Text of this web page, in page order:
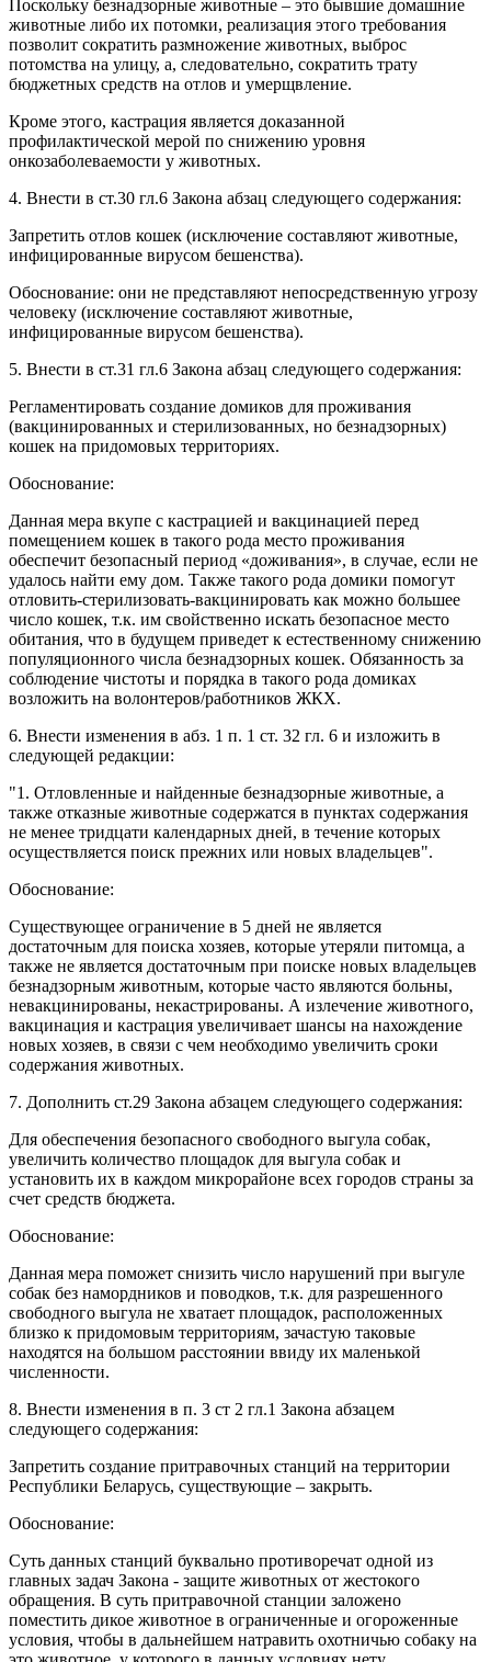
Поскольку безнадзорные животные – это бывшие домашние
животные либо их потомки, реализация этого требования
позволит сократить размножение животных, выброс
потомства на улицу, а, следовательно, сократить трату
бюджетных средств на отлов и умерщвление.
Кроме этого, кастрация является доказанной
профилактической мерой по снижению уровня
онкозаболеваемости у животных.
4. Внести в ст.30 гл.6 Закона абзац следующего содержания:
Запретить отлов кошек (исключение составляют животные,
инфицированные вирусом бешенства).
Обоснование: они не представляют непосредственную угрозу
человеку (исключение составляют животные,
инфицированные вирусом бешенства).
5. Внести в ст.31 гл.6 Закона абзац следующего содержания:
Регламентировать создание домиков для проживания
(вакцинированных и стерилизованных, но безнадзорных)
кошек на придомовых территориях.
Обоснование:
Данная мера вкупе с кастрацией и вакцинацией перед
помещением кошек в такого рода место проживания
обеспечит безопасный период «доживания», в случае, если не
удалось найти ему дом. Также такого рода домики помогут
отловить-стерилизовать-вакцинировать как можно большее
число кошек, т.к. им свойственно искать безопасное место
обитания, что в будущем приведет к естественному снижению
популяционного числа безнадзорных кошек. Обязанность за
соблюдение чистоты и порядка в такого рода домиках
возложить на волонтеров/работников ЖКХ.
6. Внести изменения в абз. 1 п. 1 ст. 32 гл. 6 и изложить в
следующей редакции:
"1. Отловленные и найденные безнадзорные животные, а
также отказные животные содержатся в пунктах содержания
не менее тридцати календарных дней, в течение которых
осуществляется поиск прежних или новых владельцев".
Обоснование:
Существующее ограничение в 5 дней не является
достаточным для поиска хозяев, которые утеряли питомца, а
также не является достаточным при поиске новых владельцев
безнадзорным животным, которые часто являются больны,
невакцинированы, некастрированы. А излечение животного,
вакцинация и кастрация увеличивает шансы на нахождение
новых хозяев, в связи с чем необходимо увеличить сроки
содержания животных.
7. Дополнить ст.29 Закона абзацем следующего содержания:
Для обеспечения безопасного свободного выгула собак,
увеличить количество площадок для выгула собак и
установить их в каждом микрорайоне всех городов страны за
счет средств бюджета.
Обоснование:
Данная мера поможет снизить число нарушений при выгуле
собак без намордников и поводков, т.к. для разрешенного
свободного выгула не хватает площадок, расположенных
близко к придомовым территориям, зачастую таковые
находятся на большом расстоянии ввиду их маленькой
численности.
8. Внести изменения в п. 3 ст 2 гл.1 Закона абзацем
следующего содержания:
Запретить создание притравочных станций на территории
Республики Беларусь, существующие – закрыть.
Обоснование:
Суть данных станций буквально противоречат одной из
главных задач Закона - защите животных от жестокого
обращения. В суть притравочной станции заложено
поместить дикое животное в ограниченные и огороженные
условия, чтобы в дальнейшем натравить охотничью собаку на